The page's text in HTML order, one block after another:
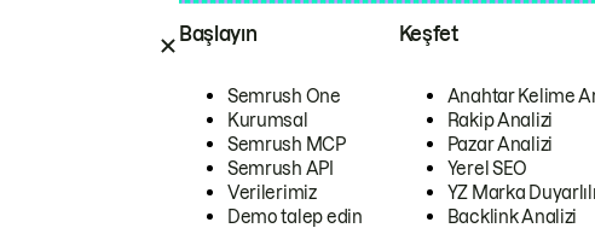
Başlayın
Semrush One
Kurumsal
Semrush MCP
Semrush API
Verilerimiz
Demo talep edin
Keşfet
Anahtar Kelime
Rakip Analizi
Pazar Analizi
Yerel SEO
YZ Marka
Backlink Analizi